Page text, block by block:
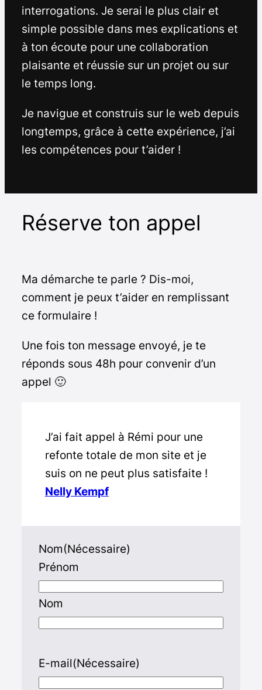
interrogations. Je serai le plus clair et
simple possible dans mes explications et
à ton écoute pour une collaboration
plaisante et réussie sur un projet ou sur
le temps long.
Je navigue et construis sur le web depuis
longtemps, grâce à cette expérience, j’ai
les compétences pour t’aider !
Réserve ton appel
Ma démarche te parle ? Dis-moi,
comment je peux t’aider en remplissant
ce formulaire !
Une fois ton message envoyé, je te
réponds sous 48h pour convenir d’un
appel 🙂
J’ai fait appel à Rémi pour une
refonte totale de mon site et je
suis on ne peut plus satisfaite !
Nelly Kempf
Nom(Nécessaire)
Prénom
Nom
E-mail(Nécessaire)